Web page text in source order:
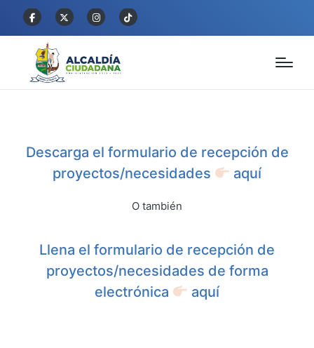
Descarga el formulario de recepción de
proyectos/necesidades
aquí
O también
Llena el formulario de recepción de
proyectos/necesidades de forma
electrónica
aquí